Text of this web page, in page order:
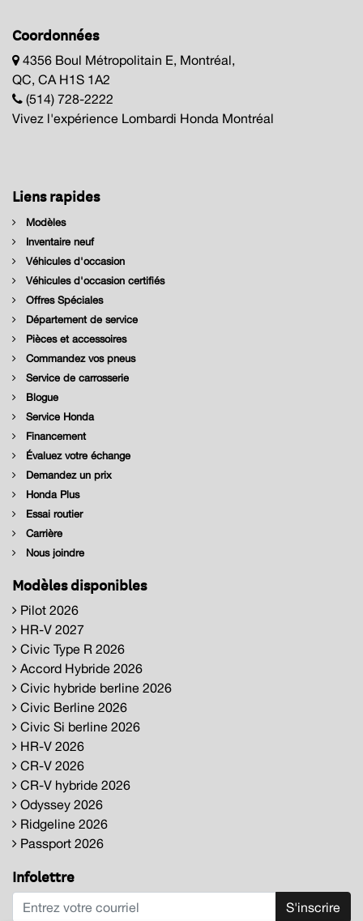
Coordonnées
4356 Boul Métropolitain E, Montréal,
QC, CA H1S 1A2
(514) 728-2222
Vivez l'expérience Lombardi Honda Montréal
Liens rapides
Modèles
Inventaire neuf
Véhicules d'occasion
Véhicules d'occasion certifiés
Offres Spéciales
Département de service
Pièces et accessoires
Commandez vos pneus
Service de carrosserie
Blogue
Service Honda
Financement
Évaluez votre échange
Demandez un prix
Honda Plus
Essai routier
Carrière
Nous joindre
Modèles disponibles
Pilot 2026
HR-V 2027
Civic Type R 2026
Accord Hybride 2026
Civic hybride berline 2026
Civic Berline 2026
Civic Si berline 2026
HR-V 2026
CR-V 2026
CR-V hybride 2026
Odyssey 2026
Ridgeline 2026
Passport 2026
Infolettre
S'inscrire